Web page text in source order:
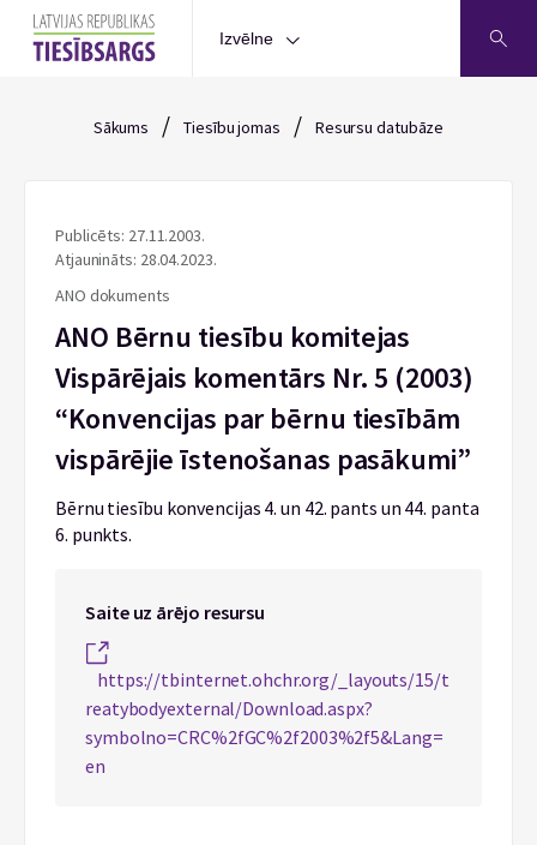
Izvēlne
Sākums / Tiesību jomas / Resursu datubāze
Publicēts: 27.11.2003.
Atjaunināts: 28.04.2023.
ANO dokuments
ANO Bērnu tiesību komitejas
Vispārējais komentārs Nr. 5 (2003)
“Konvencijas par bērnu tiesībām
vispārējie īstenošanas pasākumi”
Bērnu tiesību konvencijas 4. un 42. pants un 44. panta
6. punkts.
Saite uz ārējo resursu
https://tbinternet.ohchr.org/_layouts/15/t
reatybodyexternal/Download.aspx?
symbolno=CRC%2fGC%2f2003%2f5&Lang=
en